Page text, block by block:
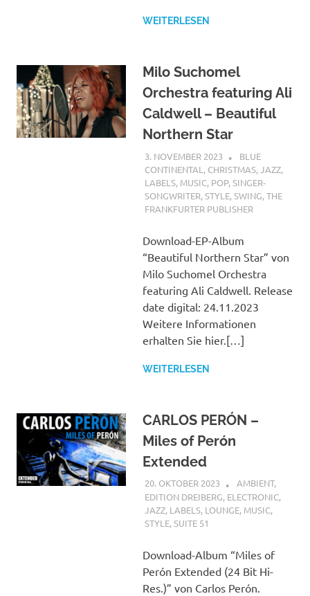
WEITERLESEN
Milo Suchomel
Orchestra featuring Ali
Caldwell – Beautiful
Northern Star
3. NOVEMBER 2023 STEFANBRAUN
BLUE
CONTINENTAL , CHRISTMAS,JAZZ,
LABELS, MUSIC, POP,SINGER-
SONGWRITER,STYLE,SWING,THE
FRANKFURTER PUBLISHER
Download-EP-Album
“Beautiful Northern Star” von
Milo Suchomel Orchestra
featuring Ali Caldwell. Release
date digital: 24.11.2023
Weitere Informationen
erhalten Sie hier.[…]
WEITERLESEN
CARLOS PERÓN –
Miles of Perón
Extended
20. OKTOBER 2023 STEFANBRAUN
AMBIENT,
EDITION DREIBERG, ELECTRONIC,
JAZZ, LABELS, LOUNGE, MUSIC,
STYLE,SUITE 51
Download-Album “Miles of
Perón Extended (24 Bit Hi-
Res.)” von Carlos Perón.